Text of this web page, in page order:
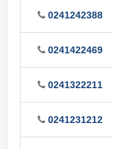
0241242388
0241422469
0241322211
0241231212